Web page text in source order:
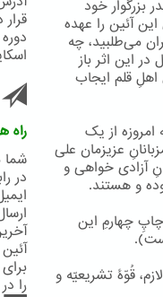
بزرگوار خود
آئین را عهده
می‌طلبید، چه
این اثر باز
قلم ایجاب
از یک
عزیزمان علی
آزادی خواهی و
و هستند.
چاپِ چهارمِ این
قُوّۀ تشریعیّه و
راه
شما
در
را